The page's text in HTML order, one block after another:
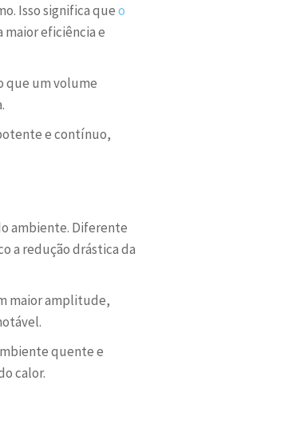
Isso significa queo
maior eficiência e
que um volume
e contínuo,
ambiente. Diferente
a redução drástica da
maior amplitude,
quente e
calor.